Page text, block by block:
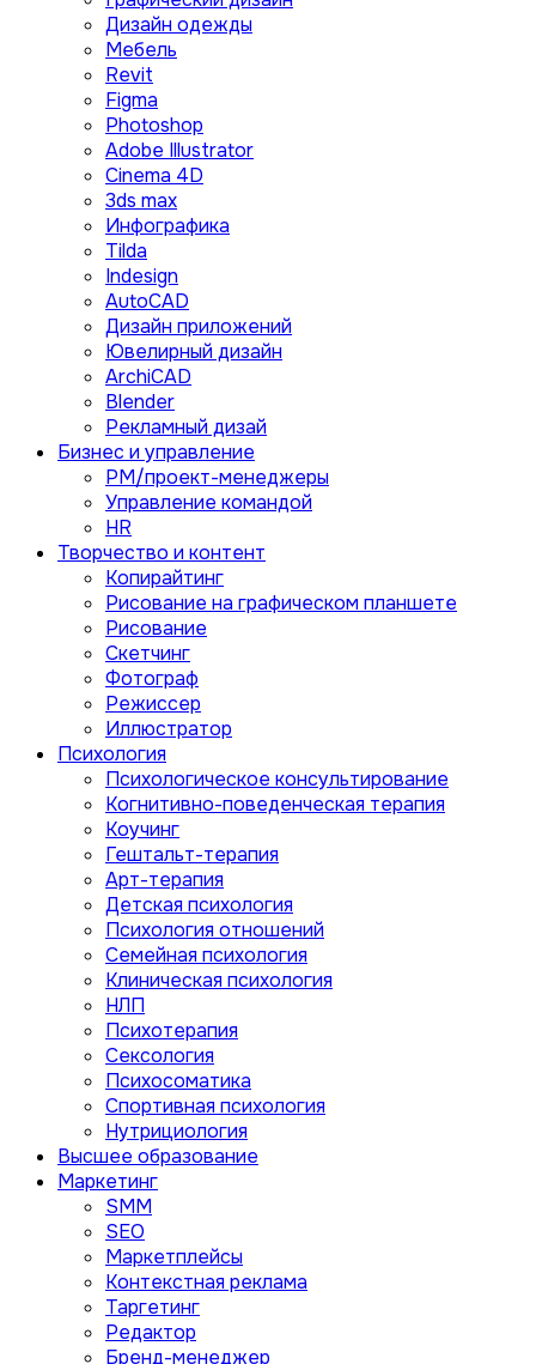
Дизайн одежды
Мебель
Revit
Figma
Photoshop
Adobe Illustrator
Сinema 4D
3ds max
Инфографика
Tilda
Indesign
AutoCAD
Дизайн приложений
Ювелирный дизайн
ArchiCAD
Blender
Рекламный дизай
Бизнес и управление
PM/проект-менеджеры
Управление командой
HR
Творчество и контент
Копирайтинг
Рисование на графическом планшете
Рисование
Скетчинг
Фотограф
Режиссер
Иллюстратор
Психология
Психологическое консультирование
Когнитивно-поведенческая терапия
Коучинг
Гештальт-терапия
Арт-терапия
Детская психология
Психология отношений
Семейная психология
Клиническая психология
НЛП
Психотерапия
Сексология
Психосоматика
Спортивная психология
Нутрициология
Высшее образование
Маркетинг
SMM
SEO
Маркетплейсы
Контекстная реклама
Таргетинг
Редактор
Бренд-менеджер